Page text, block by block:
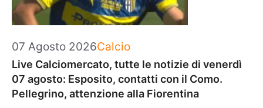
07 Agosto 2026Categorie
Calcio
Live Calciomercato, tutte le notizie di venerdì
07 agosto: Esposito, contatti con il Como.
Pellegrino, attenzione alla Fiorentina